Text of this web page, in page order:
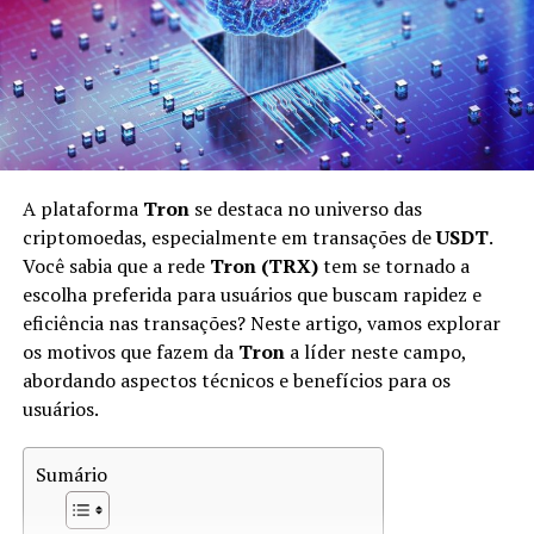
capacidade de processamento, o que torna essa
atividade acessível apenas para poucas pessoas. Por
outro lado, a mineração celular democratiza esse acesso,
abrindo oportunidades para uma gama maior de
usuários.
Entendendo o Pi Network
Pi Networké uma das principais plataformas que
introduziu a mineração celular. Lançada em 2019 por
um grupo de graduados da Universidade de Stanford, a
Pi Network visa criar uma criptomoeda acessível e
inclusiva. A proposta da Pi é permitir que qualquer
pessoa com um smartphone possa minerar
criptomoedas.
A principal ideia por trás do Pi Network é que ele opera
em um modelo de
tradicionais. Em vez de usar a prova de trabalho (proof
A plataforma Tronse destaca no universo das
criptomoedas, especialmente em transações deUSDT.
Você sabia que a rede Tron (TRX)tem se tornado a
escolha preferida para usuários que buscam rapidez e
eficiência nas transações? Neste artigo, vamos explorar
os motivos que fazem da Trona líder neste campo,
abordando aspectos técnicos e benefícios para os
usuários.
Sumário